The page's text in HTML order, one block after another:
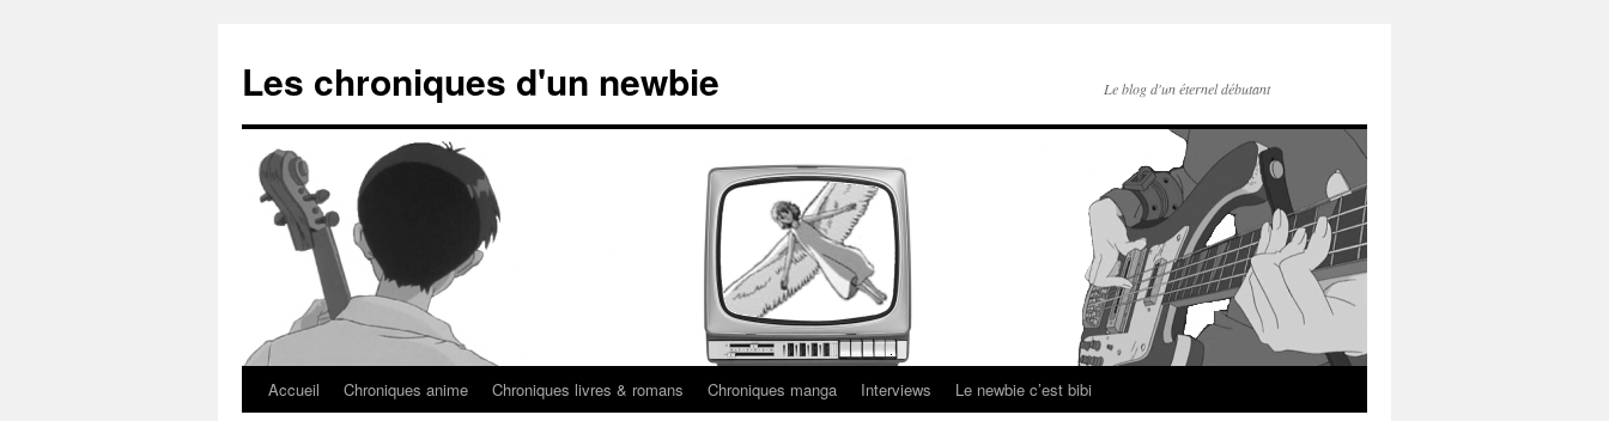
Les chroniques d'un newbie Le blog d'un éternel débutant
Accueil Chroniques anime Chroniques livres & romans Chroniques manga Interviews Le newbie c’est bibi